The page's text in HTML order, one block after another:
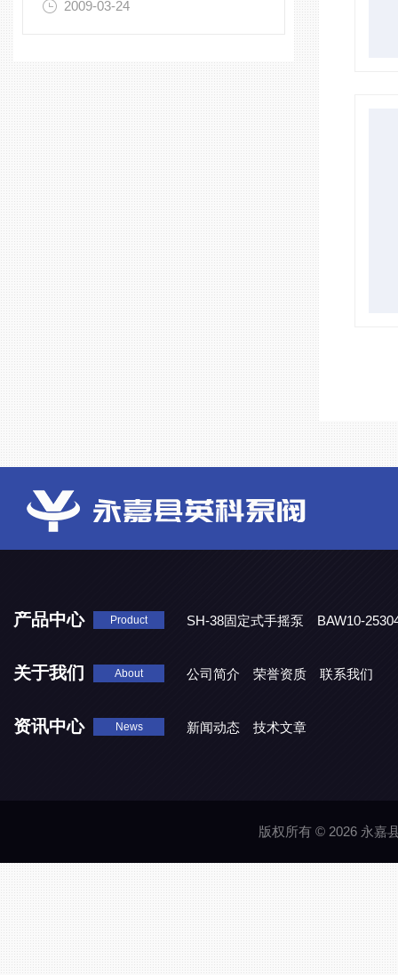
2009-03-24
产品中心 Product SH-38固定式手摇泵
BAW10-
关于我们 About 公司简介 荣誉资质 联系我们
资讯中心 News 新闻动态 技术文章
版权所有 © 2026 永嘉